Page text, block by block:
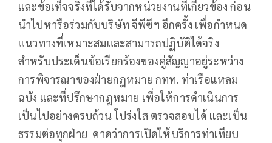
และข้อเท็จจริงที่ได้รับจากหน่วยงานที่เกี่ยวข้อง ก่อน
นำไปหารือร่วมกับบริษัท จีพีซีฯ อีกครั้ง เพื่อกำหนด
แนวทางที่เหมาะสมและสามารถปฏิบัติได้จริง
สำหรับประเด็นข้อเรียกร้องของคู่สัญญาอยู่ระหว่าง
การพิจารณาของฝ่ายกฎหมาย กทท. ท่าเรือแหลม
ฉบัง และที่ปรึกษากฎหมาย เพื่อให้การดำเนินการ
เป็นไปอย่างครบถ้วน โปร่งใส ตรวจสอบได้ และเป็น
ธรรมต่อทุกฝ่าย คาดว่าการเปิดให้บริการท่าเทียบ